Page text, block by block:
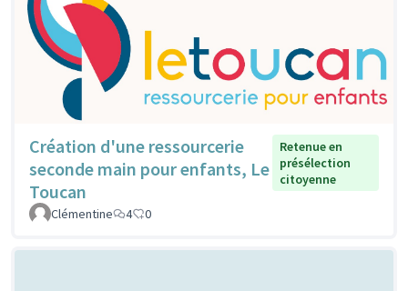
Création d'une ressourcerie
seconde main pour enfants, Le
Toucan
Retenue en
présélection
citoyenne
Clémentine 4 0